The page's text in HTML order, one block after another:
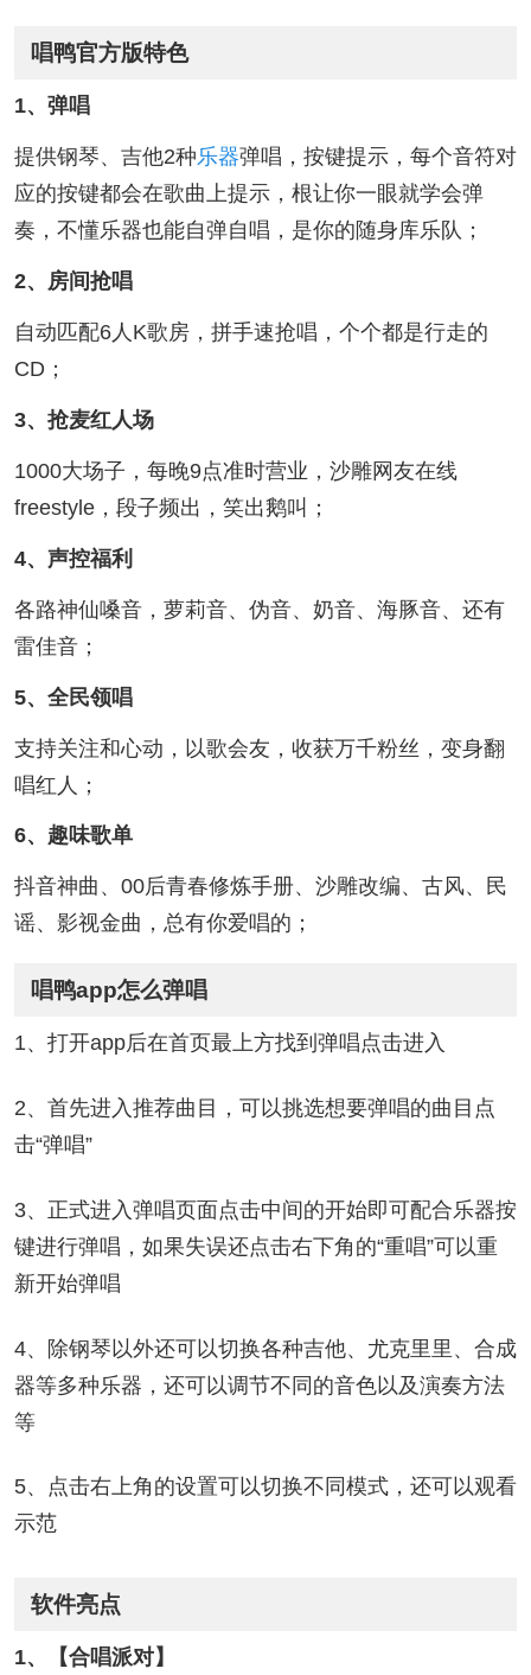
唱鸭官方版特色
1、弹唱
提供钢琴、吉他2种乐器弹唱，按键提示，每个音符对
应的按键都会在歌曲上提示，根让你一眼就学会弹
奏，不懂乐器也能自弹自唱，是你的随身库乐队；
2、房间抢唱
自动匹配6人K歌房，拼手速抢唱，个个都是行走的
CD；
3、抢麦红人场
1000大场子，每晚9点准时营业，沙雕网友在线
freestyle，段子频出，笑出鹅叫；
4、声控福利
各路神仙嗓音，萝莉音、伪音、奶音、海豚音、还有
雷佳音；
5、全民领唱
支持关注和心动，以歌会友，收获万千粉丝，变身翻
唱红人；
6、趣味歌单
抖音神曲、00后青春修炼手册、沙雕改编、古风、民
谣、影视金曲，总有你爱唱的；
唱鸭app怎么弹唱
1、打开app后在首页最上方找到弹唱点击进入
2、首先进入推荐曲目，可以挑选想要弹唱的曲目点
击“弹唱”
3、正式进入弹唱页面点击中间的开始即可配合乐器按
键进行弹唱，如果失误还点击右下角的“重唱”可以重
新开始弹唱
4、除钢琴以外还可以切换各种吉他、尤克里里、合成
器等多种乐器，还可以调节不同的音色以及演奏方法
等
5、点击右上角的设置可以切换不同模式，还可以观看
示范
软件亮点
1、【合唱派对】